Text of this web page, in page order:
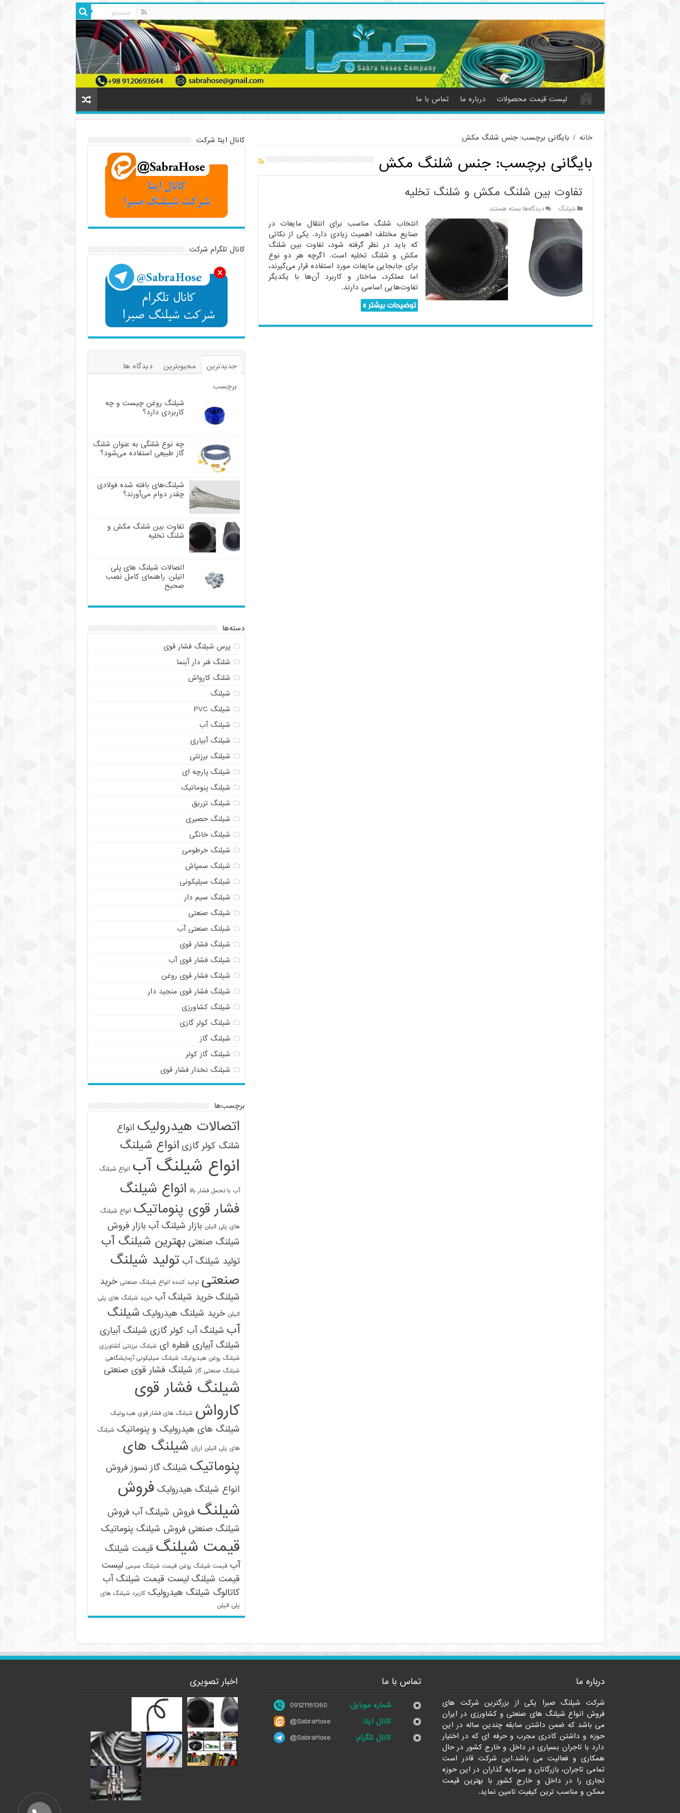
لیست قیمت محصولات درباره ما تماس با ما
خانه / بایگانی برچسب: جنس شلنگ مکش
بایگانی برچسب:جنس شلنگ مکش
تفاوت بین شلنگ مکش و شلنگ تخلیه
شیلنگ دیدگاه‌هابرای
شلنگ
مکش
شلنگ
بسته هستند
انتخاب شلنگ مناسب برای انتقال مایعات در
صنایع مختلف اهمیت زیادی دارد. یکی از نکاتی
که باید در نظر گرفته شود، تفاوت بین شلنگ
مکش و شلنگ تخلیه است. اگرچه هر دو نوع
برای جابجایی مایعات مورد استفاده قرار می‌گیرند،
اما عملکرد، ساختار و کاربرد آن‌ها با یکدیگر
تفاوت‌هایی اساسی دارند.
توضیحات بیشتر »
کانال ایتا شرکت
کانال تلگرام شرکت
جدیدترین محبوبترین
دیدگاه ها
برچسب
شیلنگ روغن چیست و چه
کاربردی دارد؟
چه نوع شلنگی به عنوان شلنگ
گاز طبیعی استفاده می‌شود؟
شیلنگ‌های بافته شده فولادی
چقدر دوام می‌آورند؟
تفاوت بین شلنگ مکش و
شلنگ تخلیه
اتصالات شیلنگ های پلی
اتیلن: راهنمای کامل نصب
صحیح
دسته‌ها
پرس شیلنگ فشار قوی
شلنگ فنر دار آبنما
شلنگ کارواش
شیلنگ
شیلنگ PVC
شیلنگ آب
شیلنگ آبیاری
شیلنگ برزنتی
شیلنگ پارچه ای
شیلنگ پنوماتیک
شیلنگ تزریق
شیلنگ حصیری
شیلنگ خانگی
شیلنگ خرطومی
شیلنگ سمپاش
شیلنگ سیلیکونی
شیلنگ سیم دار
شیلنگ صنعتی
شیلنگ صنعتی آب
شیلنگ فشار قوی
شیلنگ فشار قوی آب
شیلنگ فشار قوی روغن
شیلنگ فشار قوی منجید دار
شیلنگ کشاورزی
شیلنگ کولر گازی
شیلنگ گاز
شیلنگ گاز کولر
شیلنگ نخدار فشار قوی
برچسب‌ها
اتصالات هیدرولیک انواع
شلنگ کولر گازی انواع شیلنگ
انواع شیلنگ آب انواع شیلنگ
آب با تحمل فشار بالا انواع شیلنگ
فشار قوی پنوماتیک انواع شیلنگ
های پلی اتیلن بازار شیلنگ آب بازار فروش
شیلنگ صنعتی بهترین شیلنگ آب
تولید شیلنگ آب تولید شیلنگ
صنعتی تولید کننده انواع شیلنگ صنعتی خرید
شیلنگ خرید شیلنگ آب خرید شیلنگ های پلی
اتیلن خرید شیلنگ هیدرولیک شیلنگ
آب شیلنگ آب کولر گازی شیلنگ آبیاری
شیلنگ آبیاری قطره ای شیلنگ برزنتی کشاورزی
شیلنگ روغن هیدرولیک شیلنگ سیلیکونی آزمایشگاهی
شیلنگ صنعتی گاز شیلنگ فشار قوی صنعتی
شیلنگ فشار قوی
کارواش شیلنگ های فشار قوی هیدرولیک
شیلنگ های هیدرولیک و پنوماتیک شیلنگ
های پلی اتیلن ارزان شیلنگ های
پنوماتیک شیلنگ گاز نسوز فروش
انواع شیلنگ هیدرولیک فروش
شیلنگ فروش شیلنگ آب فروش
شیلنگ صنعتی فروش شیلنگ پنوماتیک
قیمت شیلنگ قیمت شیلنگ
آب قیمت شیلنگ روغن قیمت شیلنگ سیمی لیست
قیمت شیلنگ لیست قیمت شیلنگ آب
کاتالوگ شیلنگ هیدرولیک کاربرد شیلنگ های
پلی اتیلن
درباره ما
شرکت شیلنگ صبرا یکی از بزرگترین شرکت های
فروش انواع شیلنگ های صنعتی و کشاورزی در ایران
می باشد که ضمن داشتن سابقه چندین ساله در این
حوزه و داشتن کادری مجرب و حرفه ای که در اختیار
دارد با تاجران بسیاری در داخل و خارج کشور در حال
همکاری و فعالیت می باشد.این شرکت قادر است
تمامی تاجران، بازرگانان و سرمایه گذاران در این حوزه
تجاری را در داخل و خارج کشور با بهترین قیمت
ممکن و مناسب ترین کیفیت تامین نماید.
تماس با ما
شماره موبایل:
09121161360
کانال ایتا:
@SabraHose
کانال تلگرام:
@SabraHose
اخبار تصویری